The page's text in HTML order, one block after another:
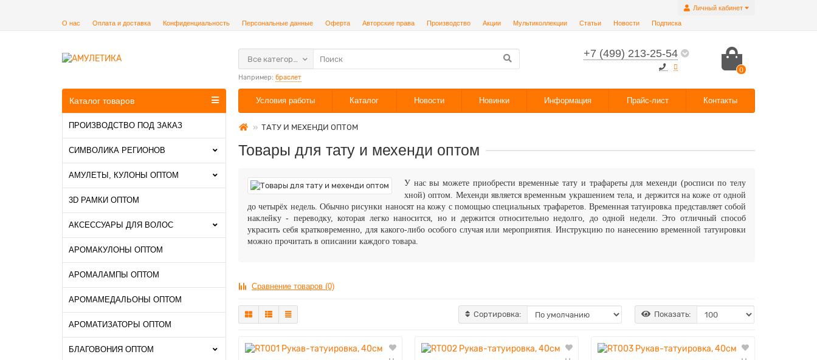
Личный кабинет
О нас Оплата и доставка Конфиденциальность Персональные данные Оферта Авторские права Производство Акции Мультиколлекции Статьи Новости Подписка
+7 (499) 213-25-54
0
Все категории
Например: браслет
Каталог товаров
ПРОИЗВОДСТВО ПОД ЗАКАЗ
СИМВОЛИКА РЕГИОНОВ
АМУЛЕТЫ, КУЛОНЫ ОПТОМ
3D РАМКИ ОПТОМ
АКСЕССУАРЫ ДЛЯ ВОЛОС
АРОМАКУЛОНЫ ОПТОМ
АРОМАЛАМПЫ ОПТОМ
АРОМАМЕДАЛЬОНЫ ОПТОМ
АРОМАТИЗАТОРЫ ОПТОМ
БЛАГОВОНИЯ ОПТОМ
Условия работы Каталог Новости Новинки Информация Прайс-лист Контакты
ТАТУ И МЕХЕНДИ ОПТОМ
Товары для тату и мехенди оптом
У нас вы можете приобрести временные тату и трафареты для мехенди (росписи по телу
хной)оптом. Мехенди является временным украшением тела, и держится на коже от одной
до четырёх недель. Обычно рисунки наносят на кожу с помощью специальных трафаретов. Временная татуировка представляет собой
наклейку - переводку, которая легко наносится, но и держится относительно недолго, до одной недели. Это отличный способ
украсить себя кратковременно, для какого-либо особого случая или мероприятия. Инструкцию по нанесению временной татуировки
можно прочитать в описании каждого товара.
Сравнение товаров (0)
Сортировка: Показать: